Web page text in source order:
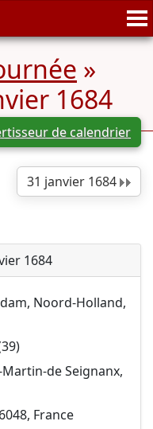
»
1684
de calendrier
31 janvier 1684
1684
Noord-Holland,
Martin-de Seignanx,
France